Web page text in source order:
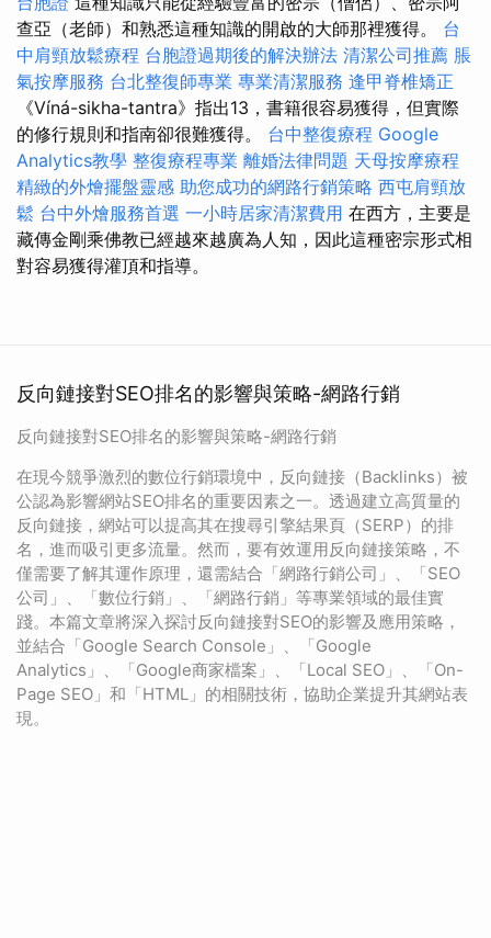
查亞（老師）和熟悉這種知識的開啟的大師那裡獲得。 台
中肩頸放鬆療程 台胞證過期後的解決辦法 清潔公司推薦 脹
氣按摩服務 台北整復師專業 專業清潔服務 逢甲脊椎矯正
《Víná-sikha-tantra》指出13，書籍很容易獲得，但實際
的修行規則和指南卻很難獲得。 台中整復療程 Google
Analytics教學 整復療程專業 離婚法律問題 天母按摩療程
精緻的外燴擺盤靈感 助您成功的網路行銷策略 西屯肩頸放
鬆 台中外燴服務首選 一小時居家清潔費用 在西方，主要是
藏傳金剛乘佛教已經越來越廣為人知，因此這種密宗形式相
對容易獲得灌頂和指導。
反向鏈接對SEO排名的影響與策略-網路行銷
反向鏈接對SEO排名的影響與策略-網路行銷
在現今競爭激烈的數位行銷環境中，反向鏈接（Backlinks）被
公認為影響網站SEO排名的重要因素之一。透過建立高質量的
反向鏈接，網站可以提高其在搜尋引擎結果頁（SERP）的排
名，進而吸引更多流量。然而，要有效運用反向鏈接策略，不
僅需要了解其運作原理，還需結合「網路行銷公司」、「SEO
公司」、「數位行銷」、「網路行銷」等專業領域的最佳實
踐。本篇文章將深入探討反向鏈接對SEO的影響及應用策略，
並結合「Google Search Console」、「Google
Analytics」、「Google商家檔案」、「Local SEO」、「On-
Page SEO」和「HTML」的相關技術，協助企業提升其網站表
現。